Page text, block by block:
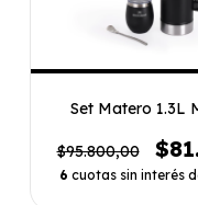
Set Matero 1.3L
$95.800,00
6 cuotas sin interés